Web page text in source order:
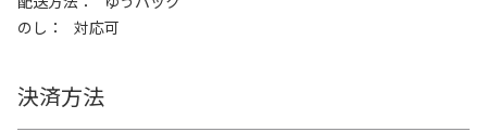
のし
対応可
決済方法